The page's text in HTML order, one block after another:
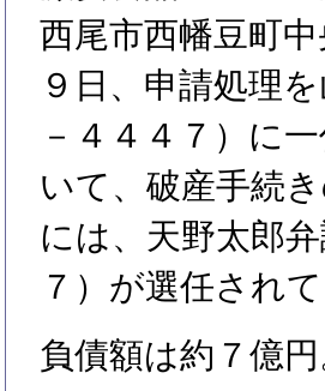
西尾市西幡豆町
９日、申請処理
－４４４７）に
いて、破産手続
には、天野太郎
７）が選任され
負債額は約７億